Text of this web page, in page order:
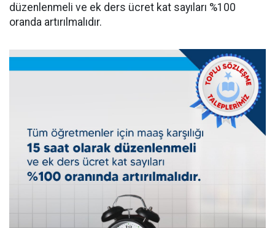
düzenlenmeli ve ek ders ücret kat sayıları %100
oranda artırılmalıdır.